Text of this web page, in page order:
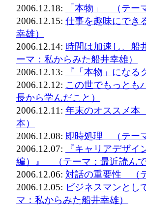
2006.12.18:
「本物」 （テー
2006.12.15: 仕事を趣味にでき
幸雄）
2006.12.14: 時間は加速し、
ーマ：私からみた船井幸雄）
2006.12.13:
『「本物」にな
2006.12.12: この世でもっと
長から学んだこと）
2006.12.11: 年末のオススメ本
本）
2006.12.08: 即時処理 （テー
2006.12.07:
『キャリアデザ
編）』 （テーマ：最近読ん
2006.12.06: 対話の重要性 （
2006.12.05: ビジネスマンと
マ：私からみた船井幸雄）